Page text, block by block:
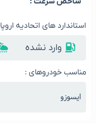
استاندارد های اتحادیه اروپا
وارد نشده
مناسب خودروهای :
ایسوزو